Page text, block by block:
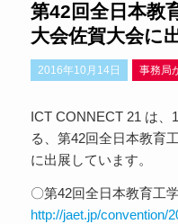
第42回全日本教
大会佐賀大会に
2016年10月14日 事務局
ICT CONNECT 21 は、
る、第42回全日本教育
に出展しています。
〇第42回全日本教育工
http://jaet.jp/convention/